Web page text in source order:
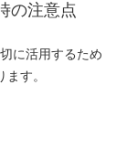
の注意点
に活用するため
す。